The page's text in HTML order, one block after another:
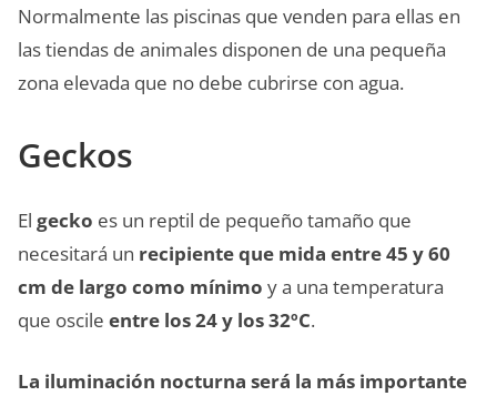
Normalmente las piscinas que venden para ellas en
las tiendas de animales disponen de una pequeña
zona elevada que no debe cubrirse con agua.
Geckos
El gecko es un reptil de pequeño tamaño que
necesitará un recipiente que mida entre 45 y 60
cm de largo como mínimo y a una temperatura
que oscile entre los 24 y los 32ºC.
La iluminación nocturna será la más importante